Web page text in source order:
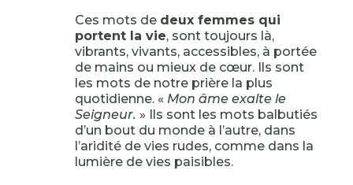
Ces mots de deux femmes qui
portent la vie, sont toujours là,
vibrants, vivants, accessibles, à portée
de mains ou mieux de cœur. Ils sont
les mots de notre prière la plus
quotidienne. « Mon âme exalte le
Seigneur. » Ils sont les mots balbutiés
d’un bout du monde à l’autre, dans
l’aridité de vies rudes, comme dans la
lumière de vies paisibles.